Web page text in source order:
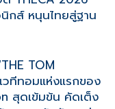
นิกส์ หนุนไทยสู่ฐาน
TOM
วทีทอมแห่งแรกของ
สุดเข้มข้น คัดเต็ง